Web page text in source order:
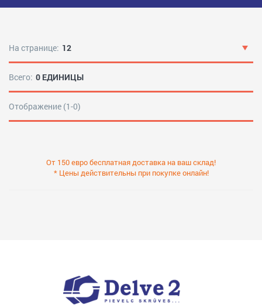
На странице: 12
Всего: 0 ЕДИНИЦЫ
Отображение (1-0)
От 150 евро бесплатная доставка на ваш склад!
* Цены действительны при покупке онлайн!